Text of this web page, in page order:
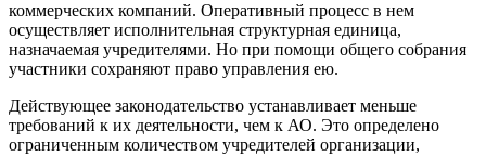
коммерческих компаний. Оперативный процесс в нем
осуществляет исполнительная структурная единица,
назначаемая учредителями. Но при помощи общего собрания
участники сохраняют право управления ею.
Действующее законодательство устанавливает меньше
требований к их деятельности, чем к АО. Это определено
ограниченным количеством учредителей организации,